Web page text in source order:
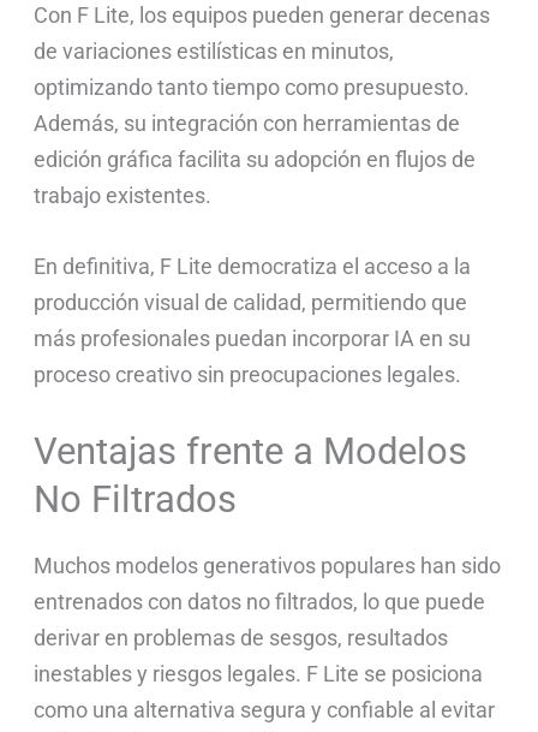
Con F Lite, los equipos pueden generar decenas
de variaciones estilísticas en minutos,
optimizando tanto tiempo como presupuesto.
Además, su integración con herramientas de
edición gráfica facilita su adopción en flujos de
trabajo existentes.
En definitiva, F Lite democratiza el acceso a la
producción visual de calidad, permitiendo que
más profesionales puedan incorporar IA en su
proceso creativo sin preocupaciones legales.
Ventajas frente a Modelos
No Filtrados
Muchos modelos generativos populares han sido
entrenados con datos no filtrados, lo que puede
derivar en problemas de sesgos, resultados
inestables y riesgos legales. F Lite se posiciona
como una alternativa segura y confiable al evitar